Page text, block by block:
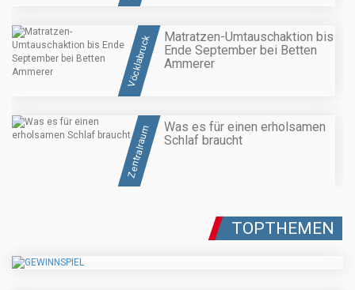
Vöcklabruck
Matratzen-Umtauschaktion bis
Ende September bei Betten
Ammerer
Zentralraum
Was es für einen erholsamen
Schlaf braucht
TOPTHEMEN